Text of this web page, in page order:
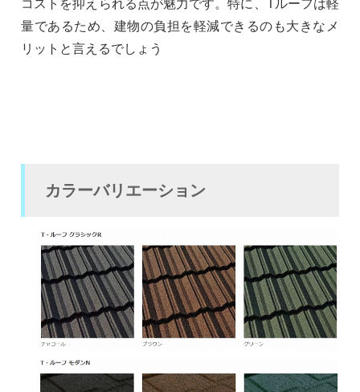
コストを抑えられる点が魅力です。特に、Tルーフは軽
量であるため、建物の負担を軽減できるのも大きなメ
リットと言えるでしょう
カラーバリエーション